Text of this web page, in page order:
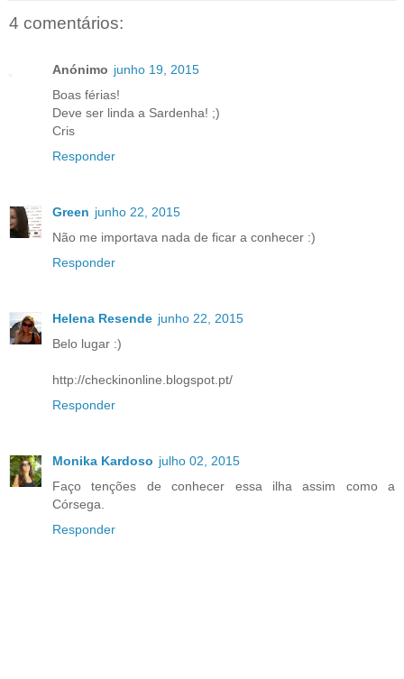
4 comentários:
Anónimo junho 19, 2015
Boas férias!
Deve ser linda a Sardenha! ;)
Cris
Responder
Green junho 22, 2015
Não me importava nada de ficar a conhecer :)
Responder
Helena Resende junho 22, 2015
Belo lugar :)
http://checkinonline.blogspot.pt/
Responder
Monika Kardoso julho 02, 2015
Faço tenções de conhecer essa ilha assim como a
Córsega.
Responder